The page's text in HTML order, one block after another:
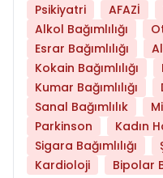
Psikiyatri AFAZİ
Alkol Bağımlılığı
Esrar Bağımlılığı
Kokain Bağımlılığı
Kumar Bağımlılığı
Sanal Bağımlılık
Parkinson
Kadın
Sigara Bağımlılığı
Kardioloji
Bipolar